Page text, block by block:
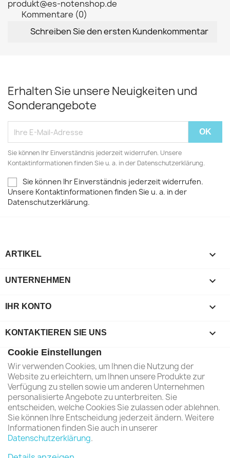
produkt@es-notenshop.de
Kommentare (0)
Schreiben Sie den ersten Kundenkommentar
Erhalten Sie unsere Neuigkeiten und
Sonderangebote
Sie können Ihr Einverständnis jederzeit widerrufen. Unsere
Kontaktinformationen finden Sie u. a. in der Datenschutzerklärung.
Sie können Ihr Einverständnis jederzeit widerrufen.
Unsere Kontaktinformationen finden Sie u. a. in der
Datenschutzerklärung.
ARTIKEL 
UNTERNEHMEN 
IHR KONTO 
KONTAKTIEREN SIE UNS keyboard_arrow_down
Cookie Einstellungen
Wir verwenden Cookies, um Ihnen die Nutzung der
Website zu erleichtern, um Ihnen unsere Produkte zur
Verfügung zu stellen sowie um anderen Unternehmen
personalisierte Angebote zu unterbreiten. Sie
entscheiden, welche Cookies Sie zulassen oder ablehnen.
Sie können Ihre Entscheidung jederzeit ändern. Weitere
Informationen finden Sie auch in unserer
Datenschutzerklärung.